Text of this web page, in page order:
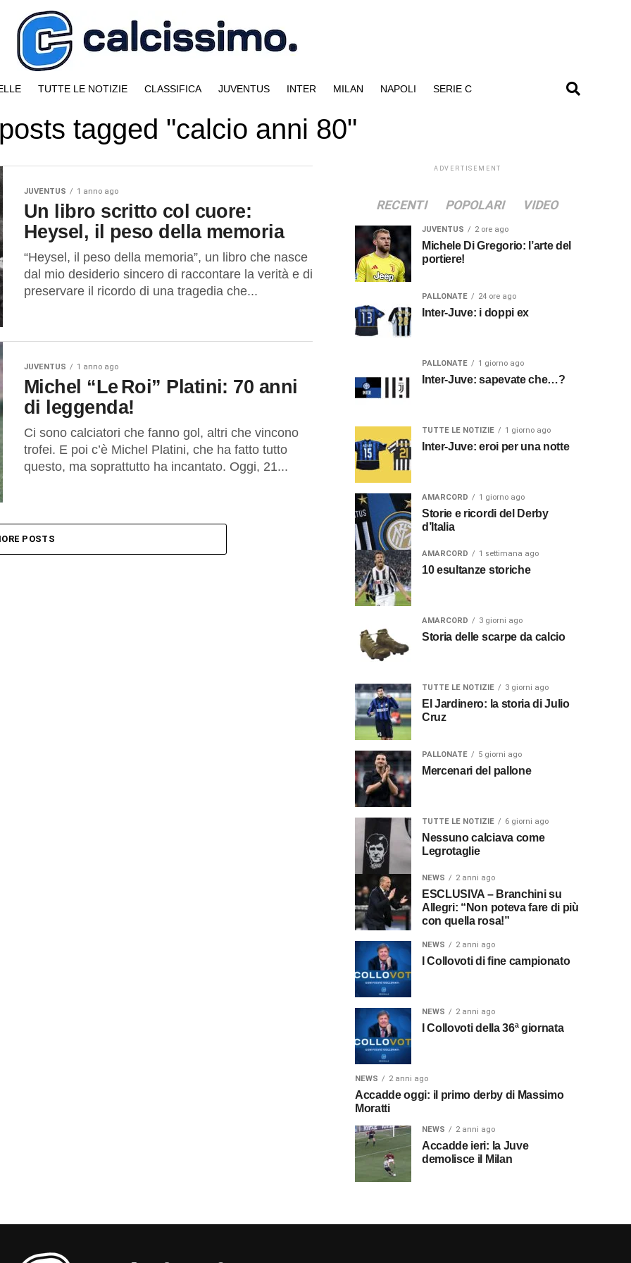
TUTTE LE NOTIZIE CLASSIFICA JUVENTUS INTER MILAN NAPOLI SERIE C
tagged "calcio anni 80"
JUVENTUS 1 anno ago
Un libro scritto col cuore:
Heysel, il peso della memoria
“Heysel, il peso della memoria”, un libro che nasce
dal mio desiderio sincero di raccontare la verità e di
preservare il ricordo di una tragedia che...
JUVENTUS 1 anno ago
Michel “Le Roi” Platini: 70 anni
di leggenda!
Ci sono calciatori che fanno gol, altri che vincono
trofei. E poi c’è Michel Platini, che ha fatto tutto
questo, ma soprattutto ha incantato. Oggi, 21...
POSTS
ADVERTISEMENT
RECENTI POPOLARI VIDEO
JUVENTUS 2 ore ago
Michele Di Gregorio: l’arte del
portiere!
PALLONATE 24 ore ago
Inter-Juve: i doppi ex
PALLONATE 1 giorno ago
Inter-Juve: sapevate che…?
TUTTE LE NOTIZIE 1 giorno ago
Inter-Juve: eroi per una notte
AMARCORD 1 giorno ago
Storie e ricordi del Derby
d’Italia
AMARCORD 1 settimana ago
10 esultanze storiche
AMARCORD 3 giorni ago
Storia delle scarpe da calcio
TUTTE LE NOTIZIE 3 giorni ago
El Jardinero: la storia di Julio
Cruz
PALLONATE 5 giorni ago
Mercenari del pallone
TUTTE LE NOTIZIE 6 giorni ago
Nessuno calciava come
Legrotaglie
NEWS 2 anni ago
ESCLUSIVA – Branchini su
Allegri: “Non poteva fare di più
con quella rosa!”
NEWS 2 anni ago
I Collovoti di fine campionato
NEWS 2 anni ago
I Collovoti della 36ª giornata
NEWS 2 anni ago
Accadde oggi: il primo derby di Massimo
Moratti
NEWS 2 anni ago
Accadde ieri: la Juve
demolisce il Milan